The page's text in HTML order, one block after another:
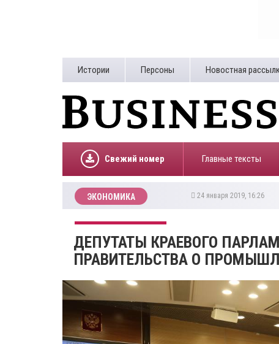
Истории Персоны Новостная
Свежий номер Главные тексты
ЭКОНОМИКА 24 января 2019, 16:26
ДЕПУТАТЫ КРАЕВОГО
ПРАВИТЕЛЬСТВА О